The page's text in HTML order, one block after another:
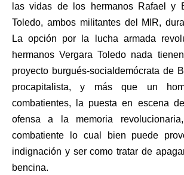
las vidas de los hermanos Rafael y
Toledo, ambos militantes del MIR,
La opción por la lucha armada
hermanos Vergara Toledo nada
proyecto burgués-socialdemócrata de
procapitalista, y más que un
combatientes, la puesta en escena
ofensa a la memoria
combatiente lo cual bien puede
indignación y ser como tratar de
bencina.